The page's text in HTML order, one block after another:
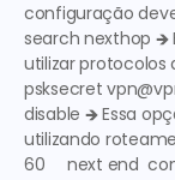
configuração
search nexthop 🡺
utilizar
psksecret
disable 🡺 Essa
utilizando
60     next end